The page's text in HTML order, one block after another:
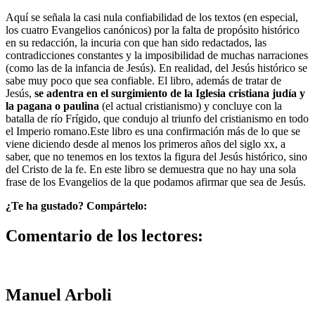
Aquí se señala la casi nula confiabilidad de los textos (en especial,
los cuatro Evangelios canónicos) por la falta de propósito histórico
en su redacción, la incuria con que han sido redactados, las
contradicciones constantes y la imposibilidad de muchas narraciones
(como las de la infancia de Jesús). En realidad, del Jesús histórico se
sabe muy poco que sea confiable. El libro, además de tratar de
Jesús, se adentra en el surgimiento de la Iglesia cristiana judía y
la pagana o paulina (el actual cristianismo) y concluye con la
batalla de río Frígido, que condujo al triunfo del cristianismo en todo
el Imperio romano.Este libro es una confirmación más de lo que se
viene diciendo desde al menos los primeros años del siglo xx, a
saber, que no tenemos en los textos la figura del Jesús histórico, sino
del Cristo de la fe. En este libro se demuestra que no hay una sola
frase de los Evangelios de la que podamos afirmar que sea de Jesús.
¿Te ha gustado? Compártelo:
Comentario de los lectores:
Manuel Arboli